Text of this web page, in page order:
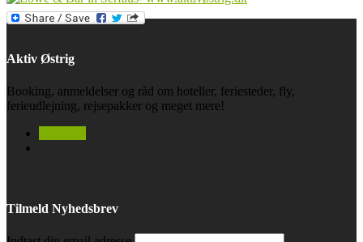
Aktiv Østrig
Booking, anmeldelser og råd om hoteller, feriesteder, fly,
ferieudlejning, rejsepakker og meget mere!
Tilmeld Nyhedsbrev